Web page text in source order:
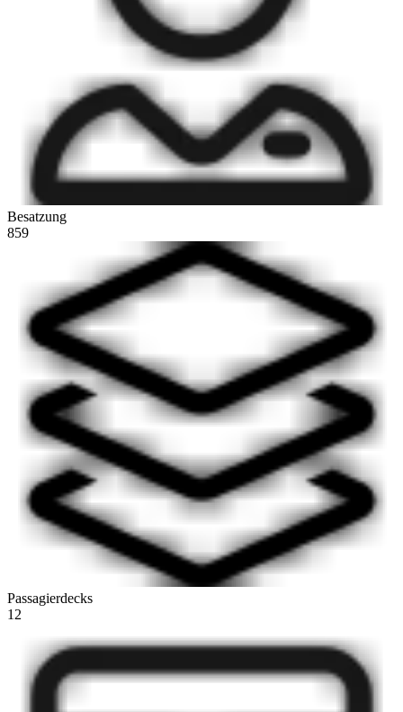
Besatzung
859
Passagierdecks
12